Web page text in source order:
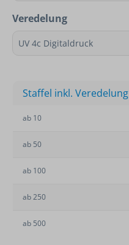
Veredelung
Staffel inkl. Veredelung
ab 10
ab 50
ab 100
ab250
ab 500